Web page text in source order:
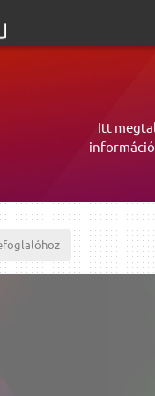
Itt